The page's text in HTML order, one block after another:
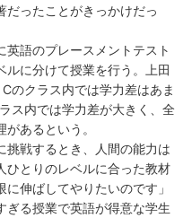
だったことがきっかけだっ
語のプレースメントテスト
ルに分けて授業を行う。上田
のクラス内では学力差はあま
ス内では学力差が大きく、全
あるという。
挑戦するとき、人間の能力は
ひとりのレベルに合った教材
伸ばしてやりたいのです」
ぎる授業で英語が得意な学生